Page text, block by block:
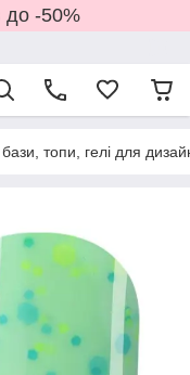
до -50%
топи, гелі для